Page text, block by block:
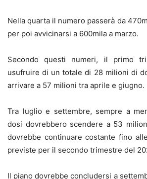
Nella quarta il numero passerà da
per poi avvicinarsi a 600mila a marzo.
Secondo questi numeri, il primo
usufruire di un totale di 28 milioni di
arrivare a 57 milioni tra aprile e giugno.
Tra luglio e settembre, sempre a
dosi dovrebbero scendere a 53
dovrebbe continuare costante fino
previste per il secondo trimestre del
Il piano dovrebbe concludersi a